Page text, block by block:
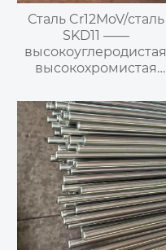
Сталь Cr12MoV/сталь
SKD11 ——
высокоуглеродистая
высокохромистая
штамповки